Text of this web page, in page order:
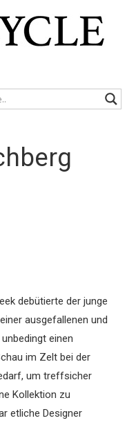
debütierte der junge
ausgefallenen und
einen
im Zelt bei der
um treffsicher
Kollektion zu
etliche Designer